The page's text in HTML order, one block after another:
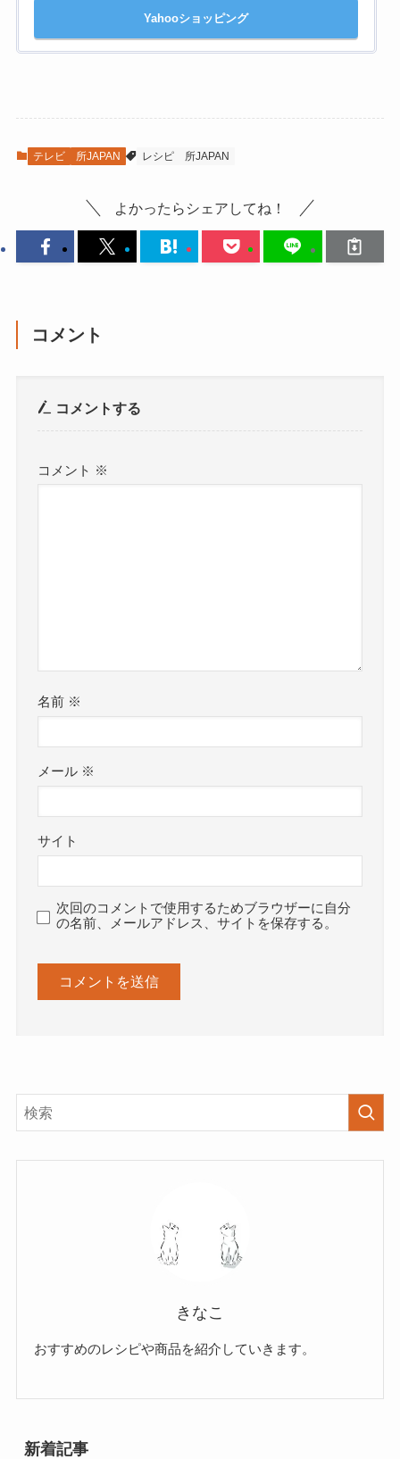
Yahooショッピング
テレビ 所JAPAN レシピ 所JAPAN
よかったらシェアしてね！
コメント
コメントする
コメント ※
名前 ※
メール ※
サイト
次回のコメントで使用するためブラウザーに自分
の名前、メールアドレス、サイトを保存する。
きなこ
おすすめのレシピや商品を紹介していきます。
新着記事